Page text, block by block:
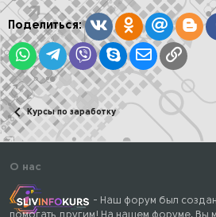
Поделиться: ВконтактеMail.ru
WhatsAppTelegram
ViberSkype Ссылка
Курсы по заработку
О нас
- Наш форум был